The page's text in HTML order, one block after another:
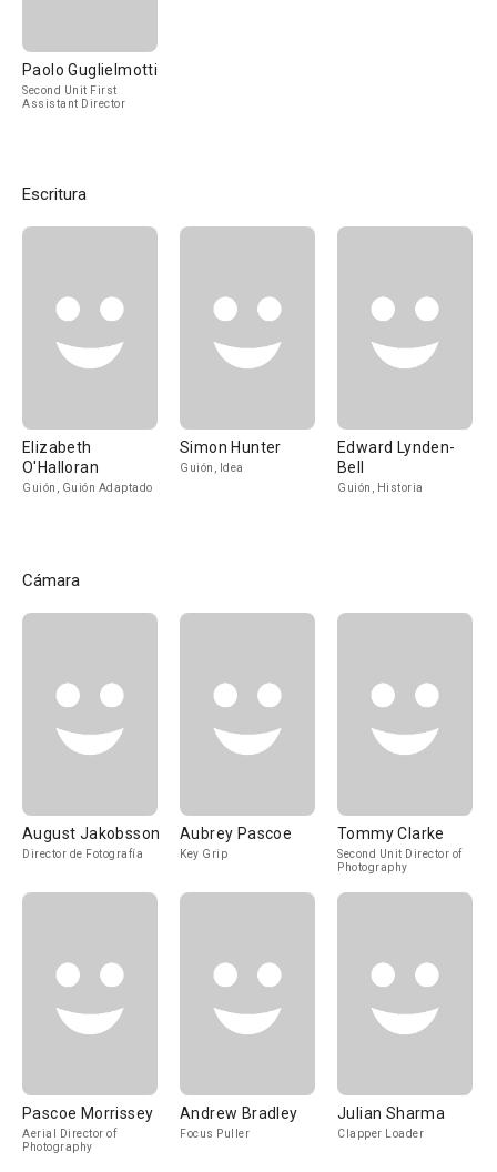
Paolo Guglielmotti
Second Unit First
Assistant Director
Escritura
Elizabeth
O'Halloran
Guión, Guión Adaptado
Simon Hunter
Guión, Idea
Edward Lynden-
Bell
Guión, Historia
Cámara
August Jakobsson
Director de Fotografía
Aubrey Pascoe
Key Grip
Tommy Clarke
Second Unit Director of
Photography
Pascoe Morrissey
Aerial Director of
Photography
Andrew Bradley
Focus Puller
Julian Sharma
Clapper Loader